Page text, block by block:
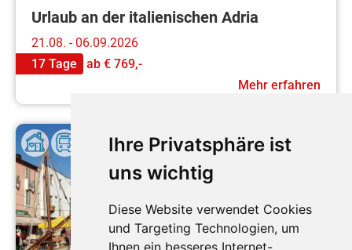
Ihre Privatsphäre ist
uns wichtig
Diese Website verwendet Cookies
und Targeting Technologien, um
Ihnen ein besseres Internet-
Urlaub an der italienischen Adria
21.08. - 06.09.2026
17 Tage
ab € 769,-
Mehr erfahren